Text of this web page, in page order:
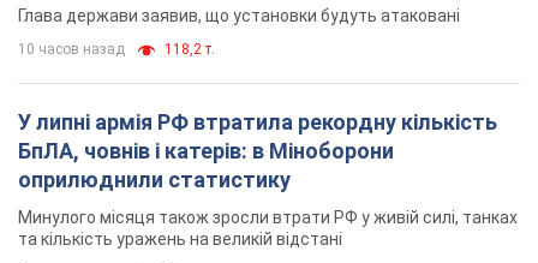
Глава держави заявив, що установки будуть атаковані
10 часов назад 118,2 т.
У липні армія РФ втратила рекордну кількість
БпЛА, човнів і катерів: в Міноборони
оприлюднили статистику
Минулого місяця також зросли втрати РФ у живій силі, танках
та кількість уражень на великій відстані